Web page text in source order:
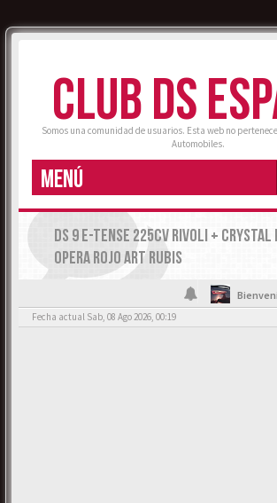
CLUB DS
Somos una comunidad de usuarios. Esta web no
Automobiles.
MENÚ
DS 9 E-TENSE 225CV RIVOLI + CRYSTAL
OPERA ROJO ART RUBIS
Fecha actual Sab, 08 Ago 2026, 00:19